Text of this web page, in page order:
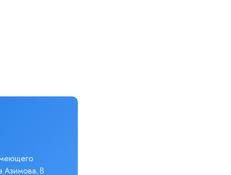
Азимова. В